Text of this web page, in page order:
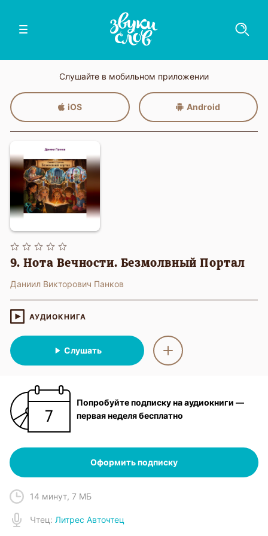
Слушайте в мобильном приложении
iOS Android
9. Нота Вечности. Безмолвный Портал
Даниил Викторович Панков
АУДИОКНИГА
Слушать
Попробуйте подписку на аудиокниги —
первая неделя бесплатно
Оформить подписку
14 минут, 7 МБ
Чтец: Литрес Авточтец